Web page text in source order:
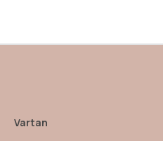
Vartan